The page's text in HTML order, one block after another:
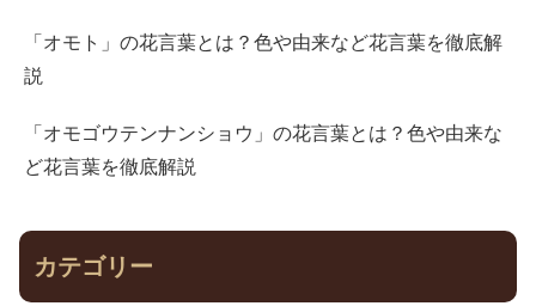
「オモト」の花言葉とは？色や由来など花言葉を徹底解
説
「オモゴウテンナンショウ」の花言葉とは？色や由来な
ど花言葉を徹底解説
カテゴリー